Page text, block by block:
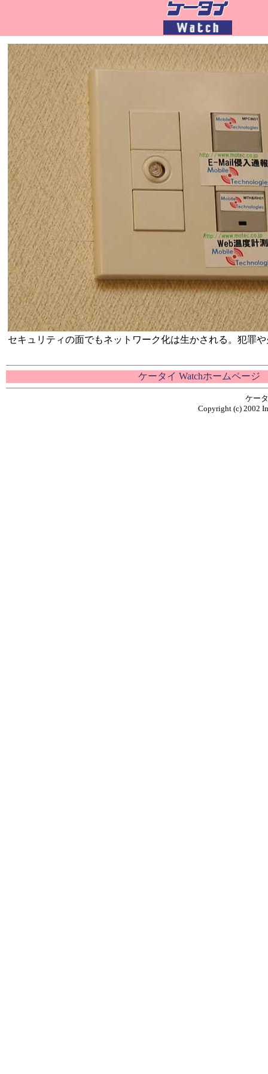
セキュリティの面でもネットワーク化は生かされる。犯罪
ケータイ Watchホームページ
ケー
Copyright (c) 2002